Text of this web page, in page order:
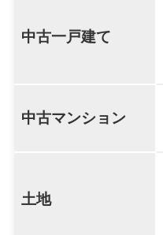
中古一戸建て
中古マンション
土地